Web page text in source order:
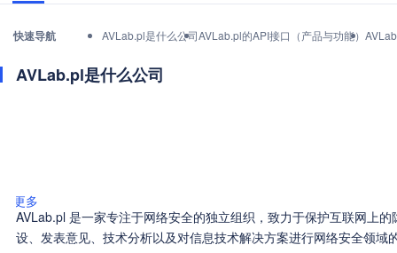
快速导航 AVLab.pl是什么公司AVLab.pl的API接口（产品与功能）
AVLab.pl是什么公司
更多
AVLab.pl 是一家专注于网络安全的独立组织，致力于保护互联网上
设、发表意见、技术分析以及对信息技术解决方案进行网络安全领域